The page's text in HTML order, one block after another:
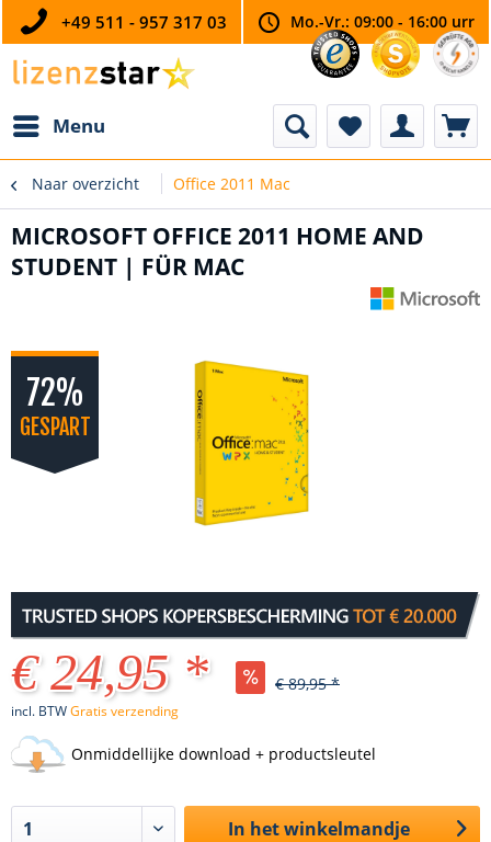
+49 511 - 957 317 03 Mo.-Vr.: 09:00 - 16:00 urr
Menu
Naar overzicht Office 2011 Mac
MICROSOFT OFFICE 2011 HOME AND
STUDENT | FÜR MAC
72%
GESPART
€ 24,95 * € 89,95 *
incl. BTWGratis verzending
Onmiddellijke download + productsleutel
In het winkelmandje